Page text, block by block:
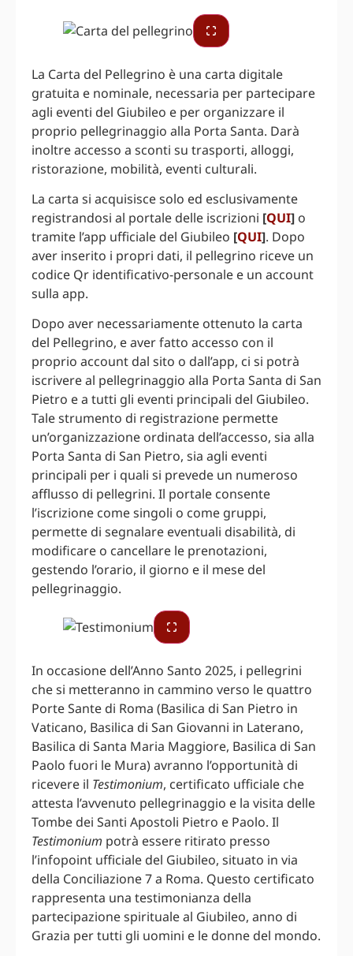
La Carta del Pellegrino è una carta digitale
gratuita e nominale, necessaria per partecipare
agli eventi del Giubileo e per organizzare il
proprio pellegrinaggio alla Porta Santa. Darà
inoltre accesso a sconti su trasporti, alloggi,
ristorazione, mobilità, eventi culturali.
La carta si acquisisce solo ed esclusivamente
registrandosi al portale delle iscrizioni [QUI] o
tramite l’app ufficiale del Giubileo [QUI]. Dopo
aver inserito i propri dati, il pellegrino riceve un
codice Qr identificativo-personale e un account
sulla app.
Dopo aver necessariamente ottenuto la carta
del Pellegrino, e aver fatto accesso con il
proprio account dal sito o dall’app, ci si potrà
iscrivere al pellegrinaggio alla Porta Santa di San
Pietro e a tutti gli eventi principali del Giubileo.
Tale strumento di registrazione permette
un’organizzazione ordinata dell’accesso, sia alla
Porta Santa di San Pietro, sia agli eventi
principali per i quali si prevede un numeroso
afflusso di pellegrini. Il portale consente
l’iscrizione come singoli o come gruppi,
permette di segnalare eventuali disabilità, di
modificare o cancellare le prenotazioni,
gestendo l’orario, il giorno e il mese del
pellegrinaggio.
In occasione dell’Anno Santo 2025, i pellegrini
che si metteranno in cammino verso le quattro
Porte Sante di Roma (Basilica di San Pietro in
Vaticano, Basilica di San Giovanni in Laterano,
Basilica di Santa Maria Maggiore, Basilica di San
Paolo fuori le Mura) avranno l’opportunità di
ricevere il Testimonium, certificato ufficiale che
attesta l’avvenuto pellegrinaggio e la visita delle
Tombe dei Santi Apostoli Pietro e Paolo. Il
Testimonium potrà essere ritirato presso
l’infopoint ufficiale del Giubileo, situato in via
della Conciliazione 7 a Roma. Questo certificato
rappresenta una testimonianza della
partecipazione spirituale al Giubileo, anno di
Grazia per tutti gli uomini e le donne del mondo.